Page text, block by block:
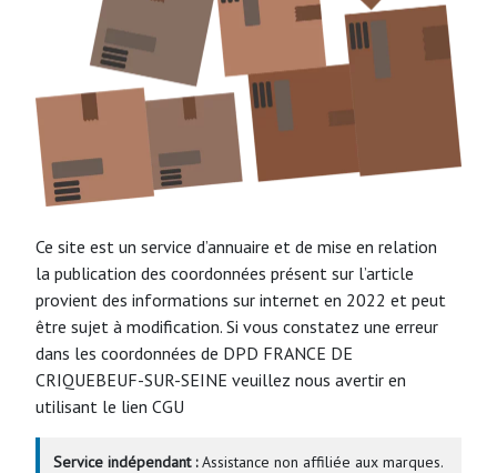
Ce site est un service d’annuaire et de mise en relation
la publication des coordonnées présent sur l’article
provient des informations sur internet en 2022 et peut
être sujet à modification. Si vous constatez une erreur
dans les coordonnées de DPD FRANCE DE
CRIQUEBEUF-SUR-SEINE veuillez nous avertir en
utilisant le lien CGU
Service indépendant :Assistance non affiliée aux marques.